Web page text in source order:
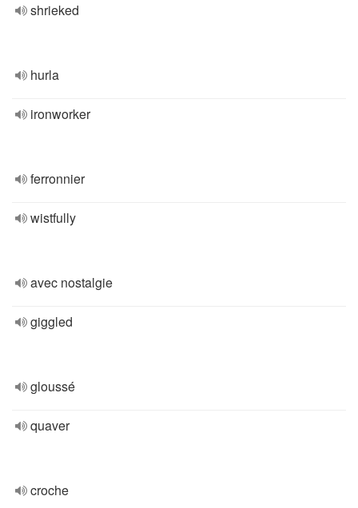
shrieked
hurla
ironworker
ferronnier
wistfully
avec nostalgie
giggled
gloussé
quaver
croche